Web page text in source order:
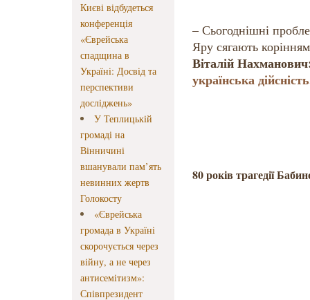
Києві відбудеться
конференція
«Єврейська
спадщина в
Україні: Досвід та
перспективи
досліджень»
У Теплицькій
громаді на
Вінничині
вшанували пам’ять
невинних жертв
Голокосту
«Єврейська
громада в Україні
скорочується через
війну, а не через
антисемітизм»:
Співпрезидент
– Сьогоднішні
Яру сягають
Віталій
українська
80 років трагедії